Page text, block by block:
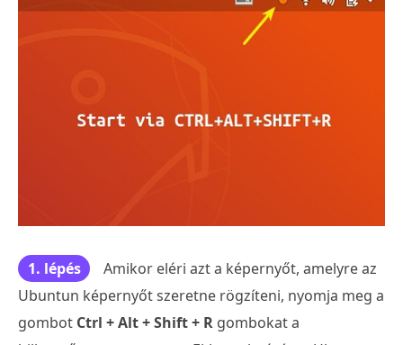
1. lépés
Amikor eléri azt a képernyőt, amelyre az
Ubuntun képernyőt szeretne rögzíteni, nyomja meg a
gombot Ctrl + Alt + Shift + R gombokat a